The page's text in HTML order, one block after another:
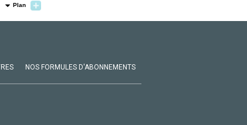
Plan
NOS FORMULES D'ABONNEMENTS